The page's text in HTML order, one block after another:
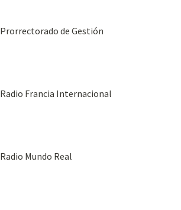
Prorrectorado de Gestión
Radio Francia Internacional
Radio Mundo Real